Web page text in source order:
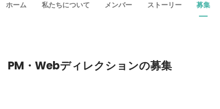
ホーム 私たちについて メンバー ストーリー 募集
PM・Webディレクションの募集